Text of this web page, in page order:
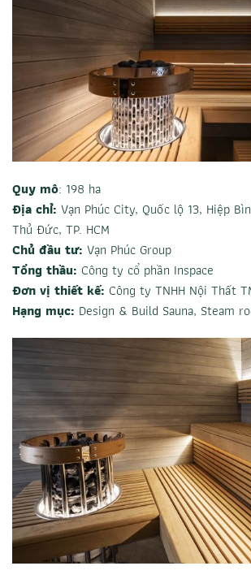
Quy mô: 198 ha
Địa chỉ: Vạn Phúc City, Quốc lộ 13, Hiệp
Thủ Đức, TP. HCM
Chủ đầu tư: Vạn Phúc Group
Tổng thầu: Công ty cổ phần Inspace
Đơn vị thiết kế: Công ty TNHH Nội Thất
Hạng mục: Design & Build Sauna, Steam